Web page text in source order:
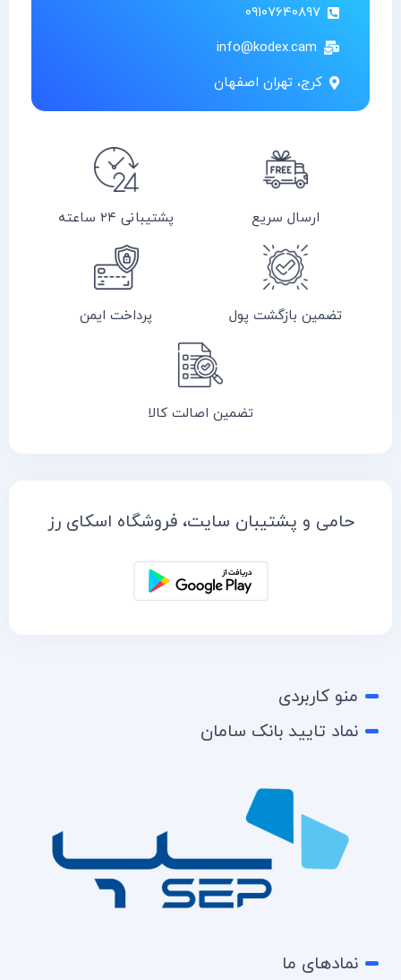
۰۹۱۰۷۶۴۰۸۹۷
info@kodex.cam
کرج، تهران اصفهان
ارسال سریع پشتیبانی ۲۴ ساعته
تضمین بازگشت پول پرداخت ایمن
تضمین اصالت کالا
حامی و پشتیبان سایت، فروشگاه اسکای رز
منو کاربردی
نماد تایید بانک سامان
نمادهای ما